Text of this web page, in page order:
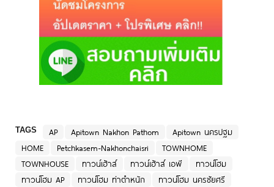
TAGS AP Apitown Nakhon Pathom
Apitown นครปฐม
HOME
Petchkasem-Nakhonchaisri
TOWNHOME
TOWNHOUSE
ทาวน์เฮ้าส์ ทาวน์เฮ้าส์ เอพี
ทาวน์โฮม
ทาวน์โฮม AP
ทาวน์โฮม ท่าตำหนัก
ทาวน์โฮม นครชัยศรี